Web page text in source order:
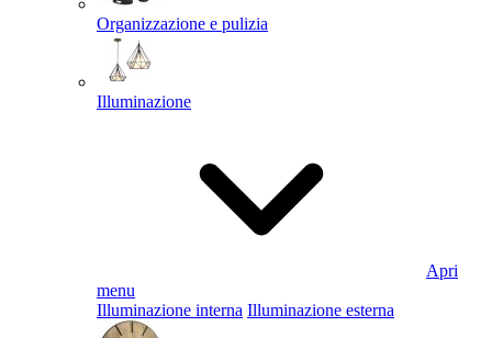
Organizzazione e pulizia
Illuminazione
Apri
menu
Illuminazione interna Illuminazione esterna